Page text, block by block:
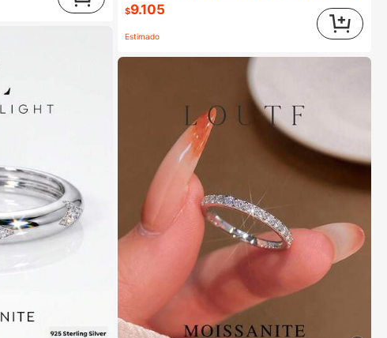
$9.105
Estimado